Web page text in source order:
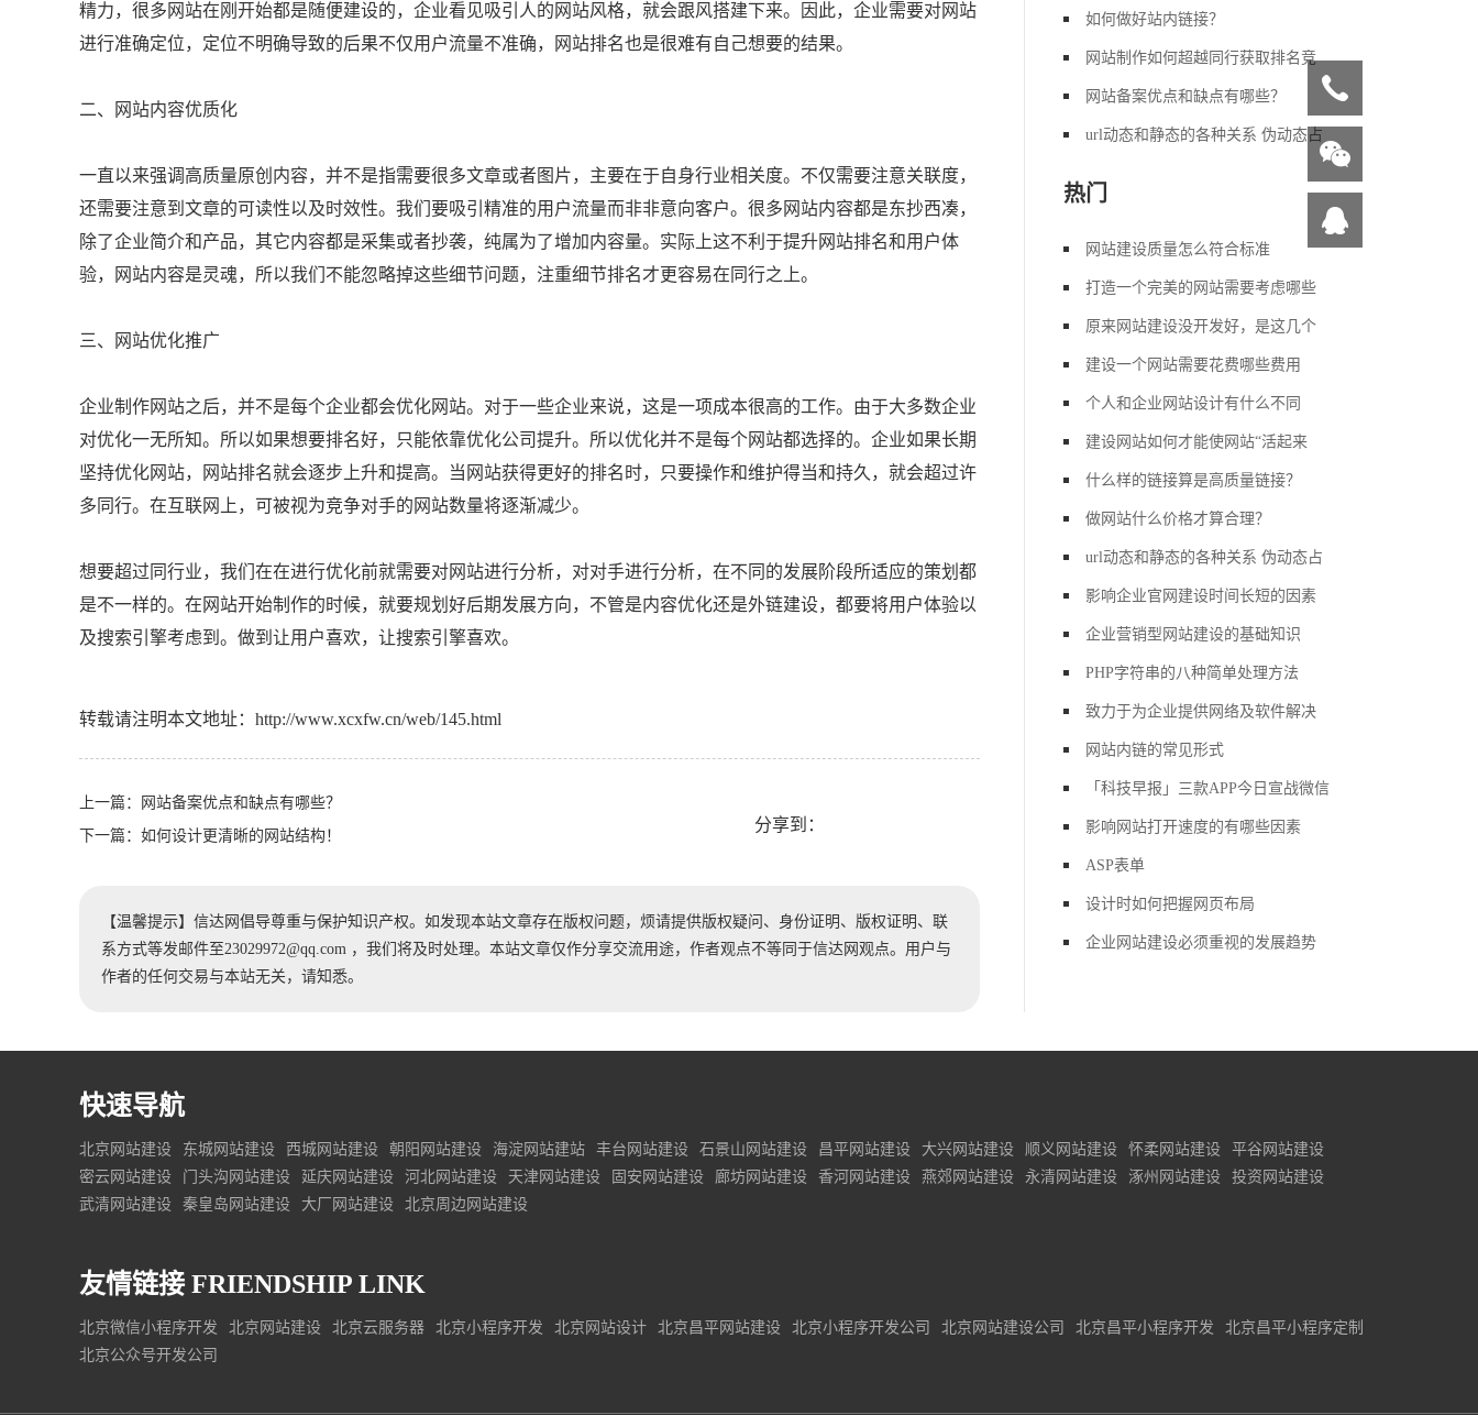
精力，很多网站在刚开始都是随便建设的，企业看见吸引人的网站风格，就会跟风搭建下来。因此，企业需要对网站
进行准确定位，定位不明确导致的后果不仅用户流量不准确，网站排名也是很难有自己想要的结果。
二、网站内容优质化
一直以来强调高质量原创内容，并不是指需要很多文章或者图片，主要在于自身行业相关度。不仅需要注意关联度，
还需要注意到文章的可读性以及时效性。我们要吸引精准的用户流量而非非意向客户。很多网站内容都是东抄西凑，
除了企业简介和产品，其它内容都是采集或者抄袭，纯属为了增加内容量。实际上这不利于提升网站排名和用户体
验，网站内容是灵魂，所以我们不能忽略掉这些细节问题，注重细节排名才更容易在同行之上。
三、网站优化推广
企业制作网站之后，并不是每个企业都会优化网站。对于一些企业来说，这是一项成本很高的工作。由于大多数企业
对优化一无所知。所以如果想要排名好，只能依靠优化公司提升。所以优化并不是每个网站都选择的。企业如果长期
坚持优化网站，网站排名就会逐步上升和提高。当网站获得更好的排名时，只要操作和维护得当和持久，就会超过许
多同行。在互联网上，可被视为竞争对手的网站数量将逐渐减少。
想要超过同行业，我们在在进行优化前就需要对网站进行分析，对对手进行分析，在不同的发展阶段所适应的策划都
是不一样的。在网站开始制作的时候，就要规划好后期发展方向，不管是内容优化还是外链建设，都要将用户体验以
及搜索引擎考虑到。做到让用户喜欢，让搜索引擎喜欢。
转载请注明本文地址： http://www.xcxfw.cn/web/145.html
上一篇：
网站备案优点和缺点有哪些？
下一篇： 如何设计更清晰的网站结构！
分享到：
【温馨提示】信达网倡导尊重与保护知识产权。如发现本站文章存在版权问题，烦请提供版权疑问、身份证明、版权证明、联
系方式等发邮件至23029972@qq.com ，我们将及时处理。本站文章仅作分享交流用途，作者观点不等同于信达网观点。用户与
作者的任何交易与本站无关，请知悉。
如何做好站内链接？
网站制作如何超越同行获取排名竞
网站备案优点和缺点有哪些？
url动态和静态的各种关系 伪动态占
热门
网站建设质量怎么符合标准
打造一个完美的网站需要考虑哪些
原来网站建设没开发好，是这几个
建设一个网站需要花费哪些费用
个人和企业网站设计有什么不同
建设网站如何才能使网站“活起来
什么样的链接算是高质量链接？
做网站什么价格才算合理？
url动态和静态的各种关系 伪动态占
影响企业官网建设时间长短的因素
企业营销型网站建设的基础知识
PHP字符串的八种简单处理方法
致力于为企业提供网络及软件解决
网站内链的常见形式
「科技早报」三款APP今日宣战微信
影响网站打开速度的有哪些因素
ASP表单
设计时如何把握网页布局
企业网站建设必须重视的发展趋势
快速导航
北京网站建设 东城网站建设 西城网站建设 朝阳网站建设 海淀网站建站 丰台网站建设 石景山网站建设 昌平网站建设 大兴网站建设 顺义网站建设 怀柔网站建设
平谷网站建设
密云网站建设
门头沟网站建设 延庆网站建设 河北网站建设 天津网站建设 固安网站建设 廊坊网站建设 香河网站建设 燕郊网站建设 永清网站建设 涿州网站建设
投资网站建设
武清网站建设
秦皇岛网站建设 大厂网站建设 北京周边网站建设
友情链接 FRIENDSHIP LINK
北京微信小程序开发 北京网站建设 北京云服务器 北京小程序开发 北京网站设计 北京昌平网站建设 北京小程序开发公司 北京网站建设公司 北京昌平小程序开发
北京昌平小程序定制
北京公众号开发公司